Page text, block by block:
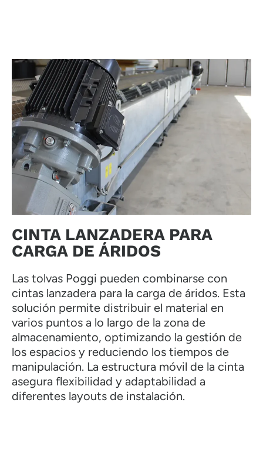
CINTA LANZADERA PARA
CARGA DE ÁRIDOS
Las tolvas Poggi pueden combinarse con
cintas lanzadera para la carga de áridos. Esta
solución permite distribuir el material en
varios puntos a lo largo de la zona de
almacenamiento, optimizando la gestión de
los espacios y reduciendo los tiempos de
manipulación. La estructura móvil de la cinta
asegura flexibilidad y adaptabilidad a
diferentes layouts de instalación.